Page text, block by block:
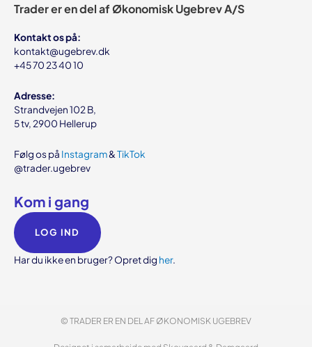
Trader er en del af Økonomisk Ugebrev A/S
Kontakt os på:
kontakt@ugebrev.dk
+45 70 23 40 10
Adresse:
Strandvejen 102 B,
5 tv, 2900 Hellerup
Følg os på Instagram&TikTok
@trader.ugebrev
Kom i gang
LOG IND
Har du ikke en bruger? Opret dig her.
© TRADER ER EN DEL AF ØKONOMISK UGEBREV